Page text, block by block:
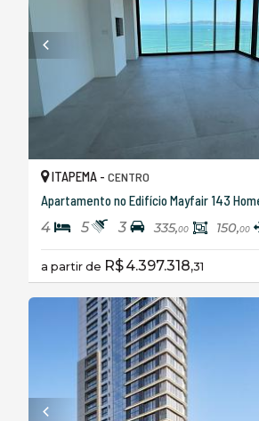
ITAPEMA - CENTRO
Apartamento no Edifício Mayfair 143
4 5 3 335,00 150,00
a partir de R$ 4.397.318,31